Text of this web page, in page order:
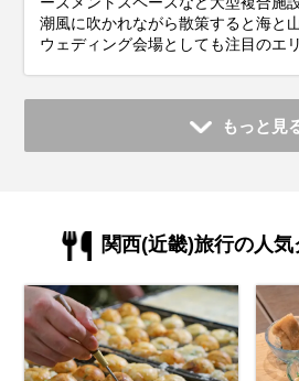
潮風に吹かれながら散策すると海と
ウェディング会場としても注目のエ
もっと見
関西(近畿)旅行の人